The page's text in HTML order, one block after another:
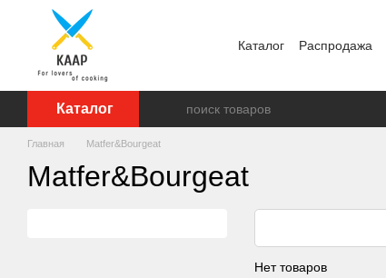
Перейти к основному контенту
Каталог Распродажа
Каталог
Главная Matfer&Bourgeat
Matfer&Bourgeat
Нет товаров